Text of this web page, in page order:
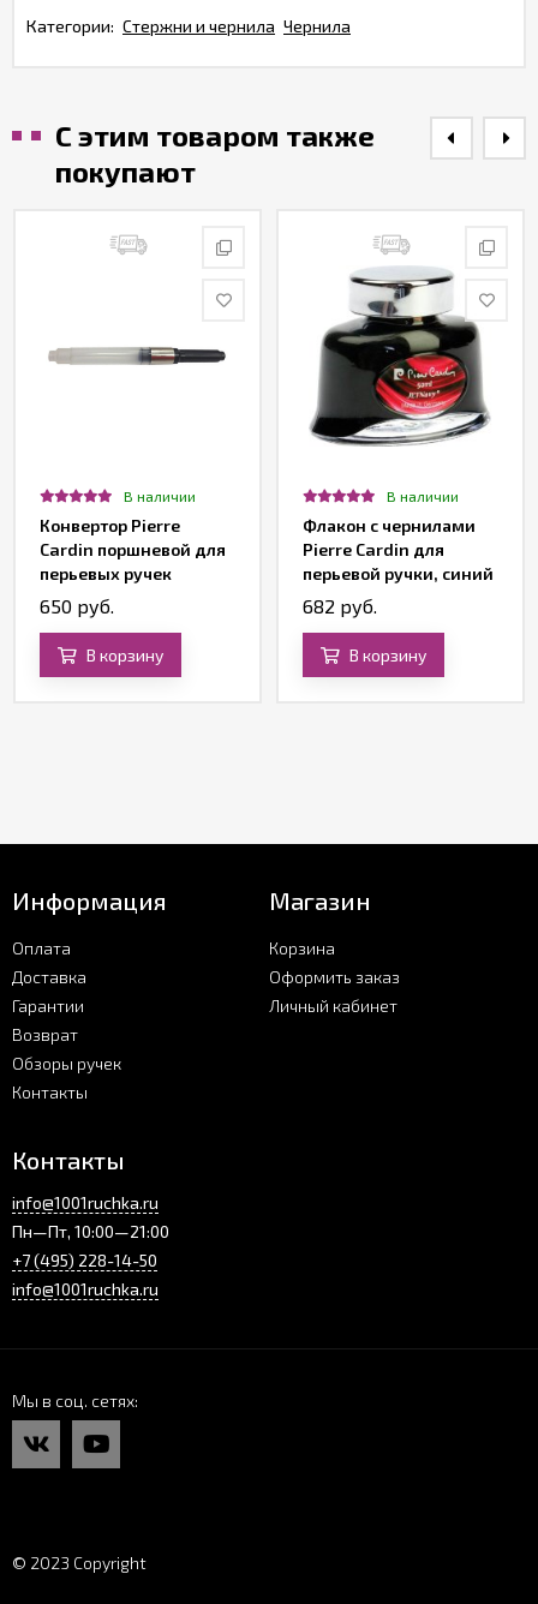
Категории: Стержни и чернила Чернила
С этим товаром также
покупают
В наличии
Конвертор Pierre
Cardin поршневой для
перьевых ручек
650 руб.
В корзину
В наличии
Флакон с чернилами
Pierre Cardin для
перьевой ручки, синий
682 руб.
В корзину
Информация
Оплата
Доставка
Гарантии
Возврат
Обзоры ручек
Контакты
Магазин
Корзина
Оформить заказ
Личный кабинет
Контакты
info@1001ruchka.ru
Пн—Пт, 10:00—21:00
+7 (495) 228-14-50
info@1001ruchka.ru
Мы в соц. сетях
© 2023 Copyright